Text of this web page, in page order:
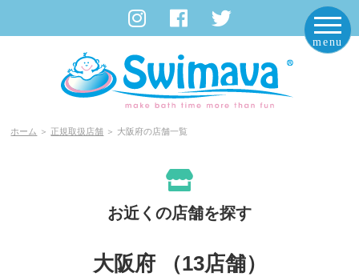
ホーム ＞ 正規取扱店舗 ＞ 大阪府の店舗一覧
お近くの店舗を探す
大阪府 （13店舗）